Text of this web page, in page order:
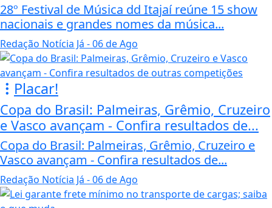
28º Festival de Música dd Itajaí reúne 15 show
nacionais e grandes nomes da música...
Redação Notícia Já - 06 de Ago
Placar!
Copa do Brasil: Palmeiras, Grêmio, Cruzeiro
e Vasco avançam - Confira resultados de...
Copa do Brasil: Palmeiras, Grêmio, Cruzeiro e
Vasco avançam - Confira resultados de...
Redação Notícia Já - 06 de Ago